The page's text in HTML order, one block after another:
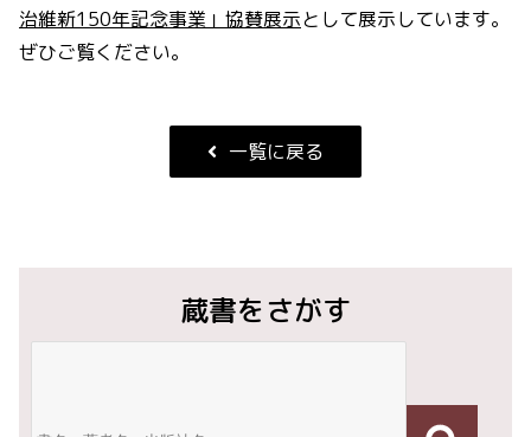
治維新150年記念事業」協賛展示として展示しています。
ぜひご覧ください。
一覧に戻る
蔵書をさがす